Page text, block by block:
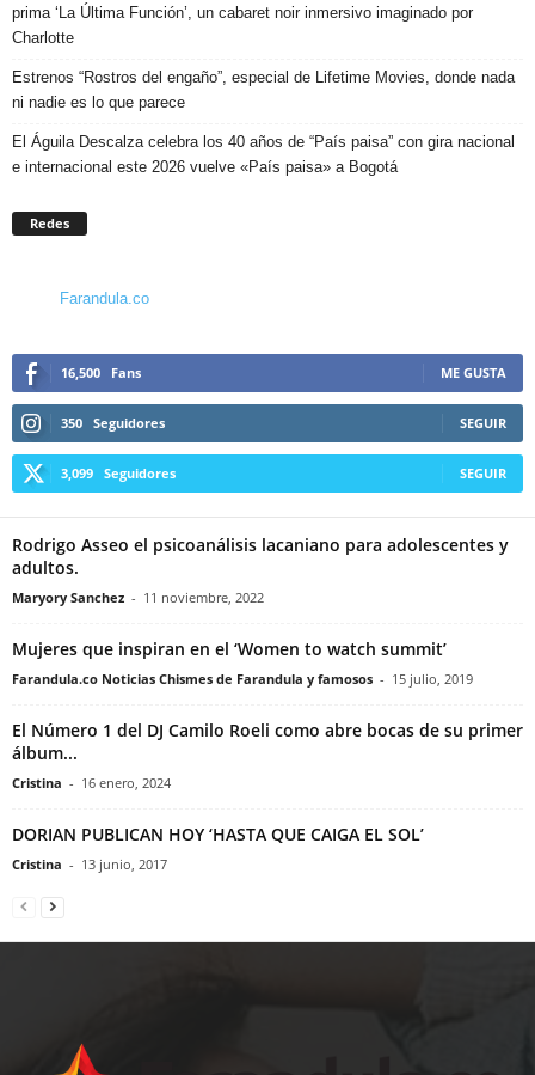
prima ‘La Última Función’, un cabaret noir inmersivo imaginado por
Charlotte
Estrenos “Rostros del engaño”, especial de Lifetime Movies, donde nada
ni nadie es lo que parece
El Águila Descalza celebra los 40 años de “País paisa” con gira nacional
e internacional este 2026 vuelve «País paisa» a Bogotá
Redes
Farandula.co
16,500 Fans ME GUSTA
350 Seguidores SEGUIR
3,099 Seguidores SEGUIR
Rodrigo Asseo el psicoanálisis lacaniano para adolescentes y
adultos.
Maryory Sanchez - 11 noviembre, 2022
Mujeres que inspiran en el ‘Women to watch summit’
Farandula.co Noticias Chismes de Farandula y famosos - 15 julio, 2019
El Número 1 del DJ Camilo Roeli como abre bocas de su primer
álbum...
Cristina - 16 enero, 2024
DORIAN PUBLICAN HOY ‘HASTA QUE CAIGA EL SOL’
Cristina - 13 junio, 2017